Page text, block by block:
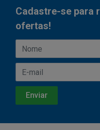
Cadastre-se para
ofertas!